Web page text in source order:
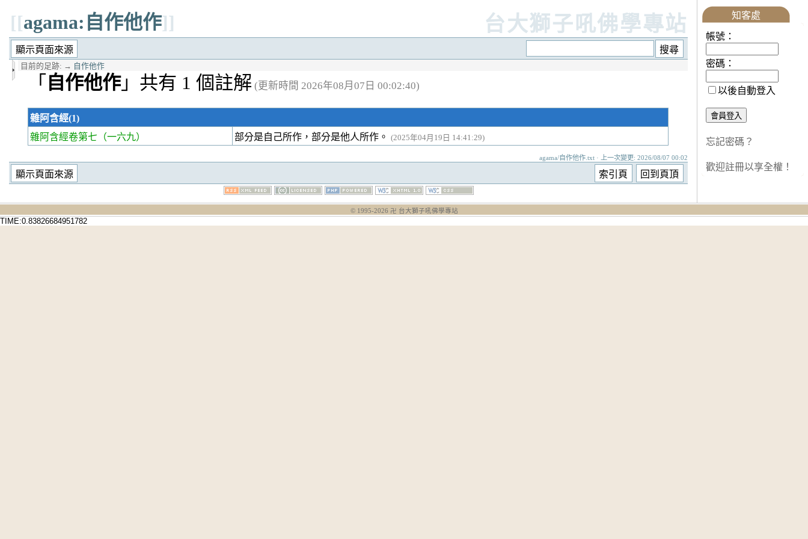
[[agama:自作他作]] 台大獅子吼佛學專站
目前的足跡: → 自作他作
「 自作他作」共有 1 個註解 (更新時間 2026年08月07日 00:02:40)
雜阿含經(1)
雜阿含經卷第七 （一六九） 部分是自己所作，部分是他人所作。 (2025年04月19日 14:41:29)
agama/自作他作.txt · 上一次變更: 2026/08/07 00:02
知客處
帳號：
密碼：
以後自動登入
忘記密碼？
歡迎註冊以享全權！
© 1995-2026 卍 台大獅子吼佛學專站
TIME:0.83826684951782